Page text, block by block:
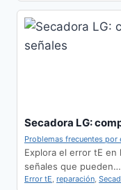
Secadora LG:
Problemas frecuentes
Explora el error tE en
señales que pueden…
Error tE, reparación,